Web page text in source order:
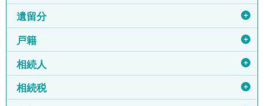
遺留分 ＋
戸籍 ＋
相続人 ＋
相続税 ＋